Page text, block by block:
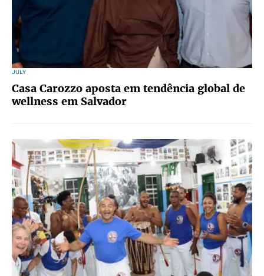
JULY
Casa Carozzo aposta em tendência global de
wellness em Salvador